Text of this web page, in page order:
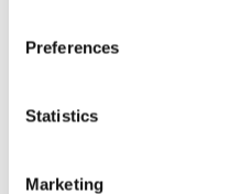
Preferences
Statistics
Marketing
Pre profesionálov